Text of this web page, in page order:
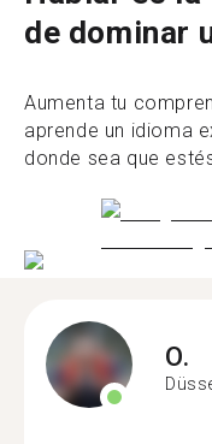
de dominar
Aumenta tu
aprende un idioma
donde sea que
O.